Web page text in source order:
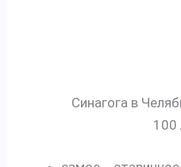
Синагога в
100